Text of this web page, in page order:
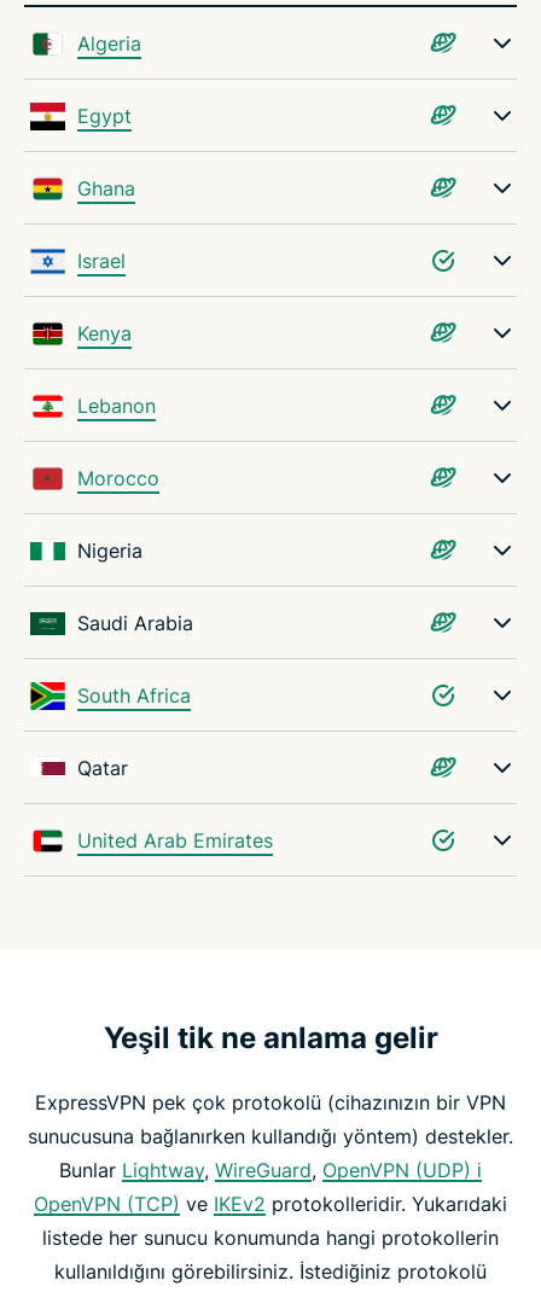
Algeria
Egypt
Ghana
Israel
Kenya
Lebanon
Morocco
Nigeria
Saudi Arabia
South Africa
Qatar
United Arab Emirates
Yeşil tik ne anlama gelir
ExpressVPN pek çok protokolü (cihazınızın bir VPN
sunucusuna bağlanırken kullandığı yöntem) destekler.
Bunlar Lightway, WireGuard, OpenVPN (UDP) і
OpenVPN (TCP) ve IKEv2 protokolleridir. Yukarıdaki
listede her sunucu konumunda hangi protokollerin
kullanıldığını görebilirsiniz. İstediğiniz protokolü